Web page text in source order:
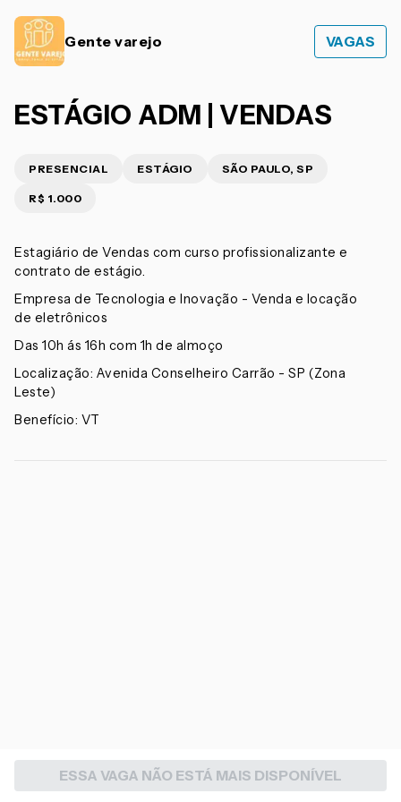
Gente varejo VAGAS
ESTÁGIO ADM | VENDAS
PRESENCIAL ESTÁGIO SÃO PAULO, SP
R$ 1.000
Estagiário de Vendas com curso profissionalizante e
contrato de estágio.
Empresa de Tecnologia e Inovação - Venda e locação
de eletrônicos
Das 10h ás 16h com 1h de almoço
Localização: Avenida Conselheiro Carrão - SP (Zona
Leste)
Benefício: VT
ESSA VAGA NÃO ESTÁ MAIS DISPONÍVEL